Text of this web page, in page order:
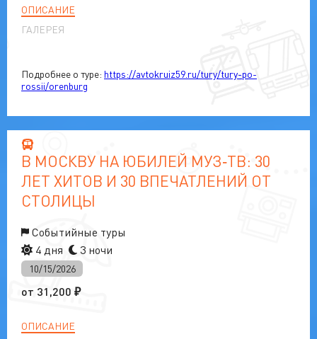
ОПИСАНИЕ
ГАЛЕРЕЯ
Подробнее о туре: https://avtokruiz59.ru/tury/tury-po-
rossii/orenburg
В МОСКВУ НА ЮБИЛЕЙ МУЗ‑ТВ: 30
ЛЕТ ХИТОВ И 30 ВПЕЧАТЛЕНИЙ ОТ
СТОЛИЦЫ
Событийные туры
4 дня
3 ночи
10/15/2026
от 31,200 ₽
ОПИСАНИЕ